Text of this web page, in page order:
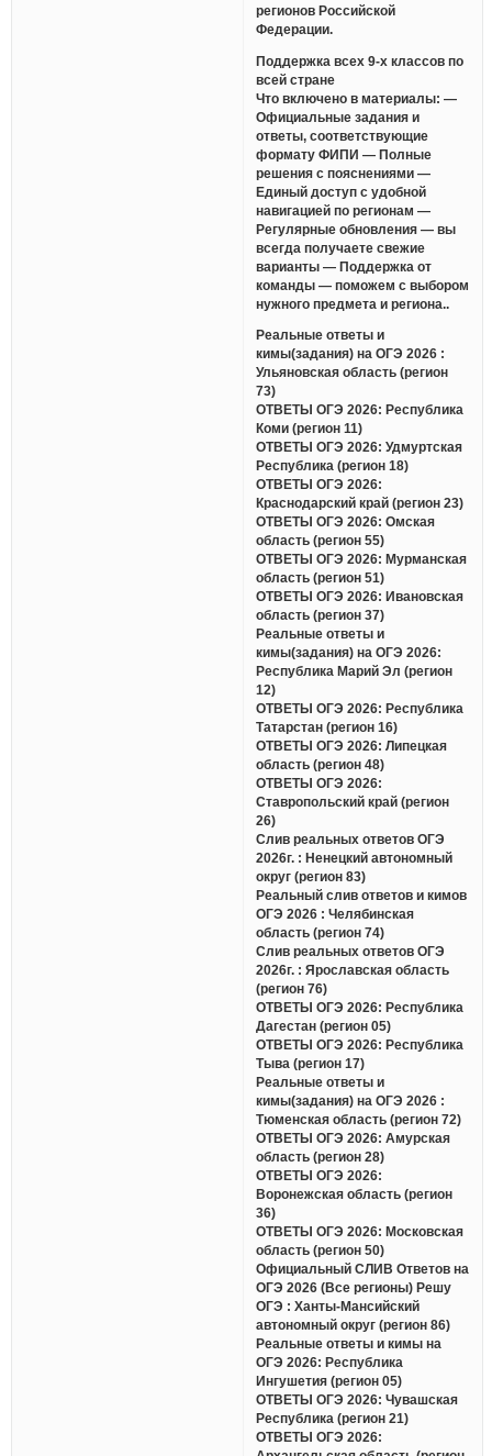
регионов Российской
Федерации.
Поддержка всех 9-х классов по
всей стране
Что включено в материалы: —
Официальные задания и
ответы, соответствующие
формату ФИПИ — Полные
решения с пояснениями —
Единый доступ с удобной
навигацией по регионам —
Регулярные обновления — вы
всегда получаете свежие
варианты — Поддержка от
команды — поможем с выбором
нужного предмета и региона..
Реальные ответы и
кимы(задания) на ОГЭ 2026 :
Ульяновская область (регион
73)
ОТВЕТЫ ОГЭ 2026: Республика
Коми (регион 11)
ОТВЕТЫ ОГЭ 2026: Удмуртская
Республика (регион 18)
ОТВЕТЫ ОГЭ 2026:
Краснодарский край (регион 23)
ОТВЕТЫ ОГЭ 2026: Омская
область (регион 55)
ОТВЕТЫ ОГЭ 2026: Мурманская
область (регион 51)
ОТВЕТЫ ОГЭ 2026: Ивановская
область (регион 37)
Реальные ответы и
кимы(задания) на ОГЭ 2026:
Республика Марий Эл (регион
12)
ОТВЕТЫ ОГЭ 2026: Республика
Татарстан (регион 16)
ОТВЕТЫ ОГЭ 2026: Липецкая
область (регион 48)
ОТВЕТЫ ОГЭ 2026:
Ставропольский край (регион
26)
Слив реальных ответов ОГЭ
2026г. : Ненецкий автономный
округ (регион 83)
Реальный слив ответов и кимов
ОГЭ 2026 : Челябинская
область (регион 74)
Слив реальных ответов ОГЭ
2026г. : Ярославская область
(регион 76)
ОТВЕТЫ ОГЭ 2026: Республика
Дагестан (регион 05)
ОТВЕТЫ ОГЭ 2026: Республика
Тыва (регион 17)
Реальные ответы и
кимы(задания) на ОГЭ 2026 :
Тюменская область (регион 72)
ОТВЕТЫ ОГЭ 2026: Амурская
область (регион 28)
ОТВЕТЫ ОГЭ 2026:
Воронежская область (регион
36)
ОТВЕТЫ ОГЭ 2026: Московская
область (регион 50)
Официальный СЛИВ Ответов на
ОГЭ 2026 (Все регионы) Решу
ОГЭ : Ханты-Мансийский
автономный округ (регион 86)
Реальные ответы и кимы на
ОГЭ 2026: Республика
Ингушетия (регион 05)
ОТВЕТЫ ОГЭ 2026: Чувашская
Республика (регион 21)
ОТВЕТЫ ОГЭ 2026: